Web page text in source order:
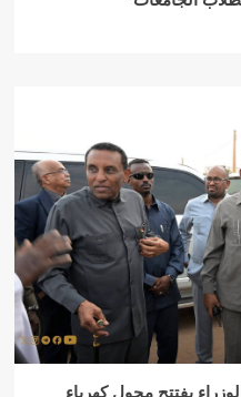
يفتتح محول كهرباء